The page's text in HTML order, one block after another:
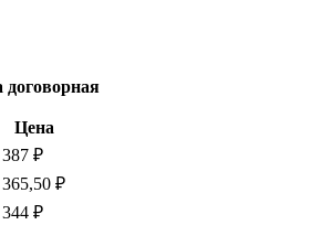
Цена
387 ₽
365,50 ₽
344 ₽